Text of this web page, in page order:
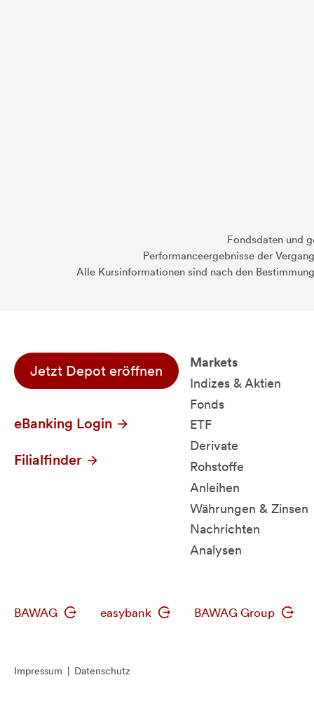
Fondsdaten und
Performanceergebnisse der
Alle Kursinformationen sind nach den
Jetzt Depot eröffnen
eBanking Login
Filialfinder
Markets
Indizes & Aktien
Fonds
ETF
Derivate
Rohstoffe
Anleihen
Währungen & Zinsen
Nachrichten
Analysen
BAWAG easybank BAWAG Group
Impressum Datenschutz